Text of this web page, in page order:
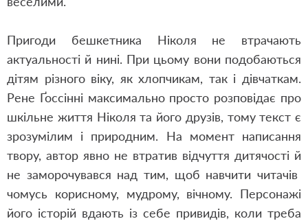
Пригоди бешкетника Ніколя не втрачають
актуальності й нині. При цьому вони подобаються
дітям різного віку, як хлопчикам, так і дівчаткам.
Рене Ґоссінні максимально просто розповідає про
шкільне життя Ніколя та його друзів, тому текст є
зрозумілим і природним. На момент написання
твору, автор явно не втратив відчуття дитячості й
не заморочувався над тим, щоб навчити читачів
чомусь корисному, мудрому, вічному. Персонажі
його історій вдають із себе привидів, коли треба